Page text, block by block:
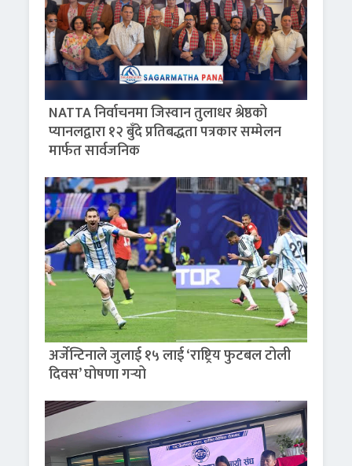
NATTA निर्वाचनमा जिस्वान तुलाधर श्रेष्ठको
प्यानलद्वारा १२ बुँदे प्रतिबद्धता पत्रकार सम्मेलन
मार्फत सार्वजनिक
अर्जेन्टिनाले जुलाई १५ लाई ‘राष्ट्रिय फुटबल टोली
दिवस’ घोषणा गर्‍यो